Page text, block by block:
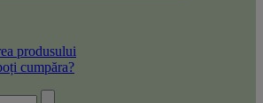
produsului
cumpăra?